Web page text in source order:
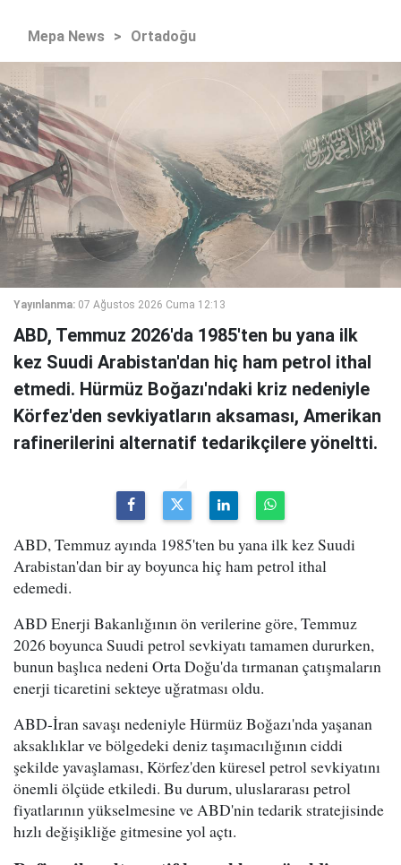
Mepa News > Ortadoğu
Yayınlanma: 07 Ağustos 2026 Cuma 12:13
ABD, Temmuz 2026'da 1985'ten bu yana ilk
kez Suudi Arabistan'dan hiç ham petrol ithal
etmedi. Hürmüz Boğazı'ndaki kriz nedeniyle
Körfez'den sevkiyatların aksaması, Amerikan
rafinerilerini alternatif tedarikçilere yöneltti.
ABD, Temmuz ayında 1985'ten bu yana ilk kez Suudi
Arabistan'dan bir ay boyunca hiç ham petrol ithal
edemedi.
ABD Enerji Bakanlığının ön verilerine göre, Temmuz
2026 boyunca Suudi petrol sevkiyatı tamamen dururken,
bunun başlıca nedeni Orta Doğu'da tırmanan çatışmaların
enerji ticaretini sekteye uğratması oldu.
ABD-İran savaşı nedeniyle Hürmüz Boğazı'nda yaşanan
aksaklıklar ve bölgedeki deniz taşımacılığının ciddi
şekilde yavaşlaması, Körfez'den küresel petrol sevkiyatını
önemli ölçüde etkiledi. Bu durum, uluslararası petrol
fiyatlarının yükselmesine ve ABD'nin tedarik stratejisinde
hızlı değişikliğe gitmesine yol açtı.